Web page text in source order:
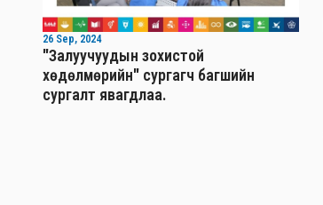
26 Sep, 2024
"Залуучуудын зохистой
хөдөлмөрийн" сургагч багшийн
сургалт явагдлаа.